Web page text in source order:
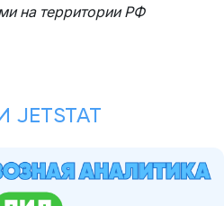
на территории РФ
JETSTAT